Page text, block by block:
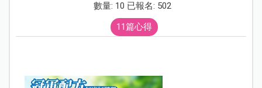
數量: 10 已報名: 502
11篇心得